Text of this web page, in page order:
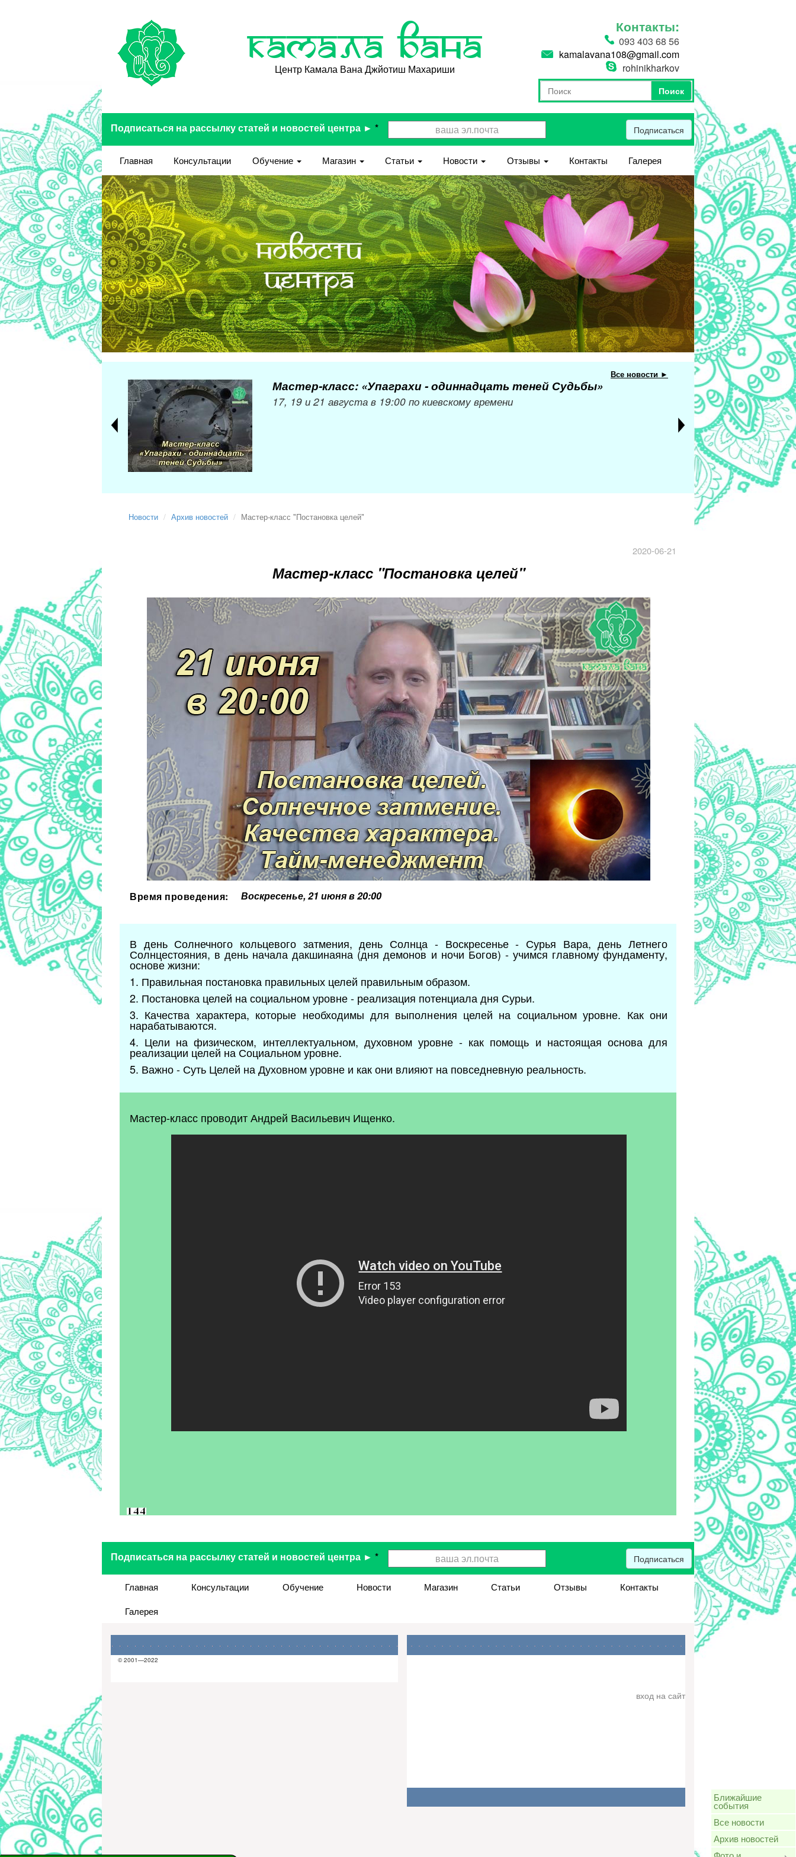
Камала Вана
Центр Камала Вана Джйотиш Махариши
Контакты:
093 403 68 56
kamalavana108@gmail.com
rohinikharkov
Форма поиска
Поиск
Поиск
Подписаться на рассылку статей и новостей центра ► * Подписаться
Главная Консультации Обучение Магазин Статьи Новости Отзывы Контакты Галерея
Все новости ►
Мастер-класс: «Упаграхи - одиннадцать теней Судьбы»
17, 19 и 21 августа в 19:00 по киевскому времени
Новости Архив новостей Мастер-класс "Постановка целей"
2020-06-21
Мастер-класс "Постановка целей"
Время проведения: Воскресенье, 21 июня в 20:00
В день Солнечного кольцевого затмения, день Солнца - Воскресенье - Сурья Вара, день Летнего
Солнцестояния, в день начала дакшинаяна (дня демонов и ночи Богов) - учимся главному фундаменту,
основе жизни:
1. Правильная постановка правильных целей правильным образом.
2. Постановка целей на социальном уровне - реализация потенциала дня Сурьи.
3. Качества характера, которые необходимы для выполнения целей на социальном уровне. Как они
нарабатываются.
4. Цели на физическом, интеллектуальном, духовном уровне - как помощь и настоящая основа для
реализации целей на Социальном уровне.
5. Важно - Суть Целей на Духовном уровне и как они влияют на повседневную реальность.
Мастер-класс проводит Андрей Васильевич Ищенко.
Подписаться на рассылку статей и новостей центра ► * Подписаться
Главная Консультации Обучение Новости Магазин Статьи Отзывы
Контакты
Галерея
© 2001—2022
вход на сайт
Ближайшие
события
Все новости
Архив новостей